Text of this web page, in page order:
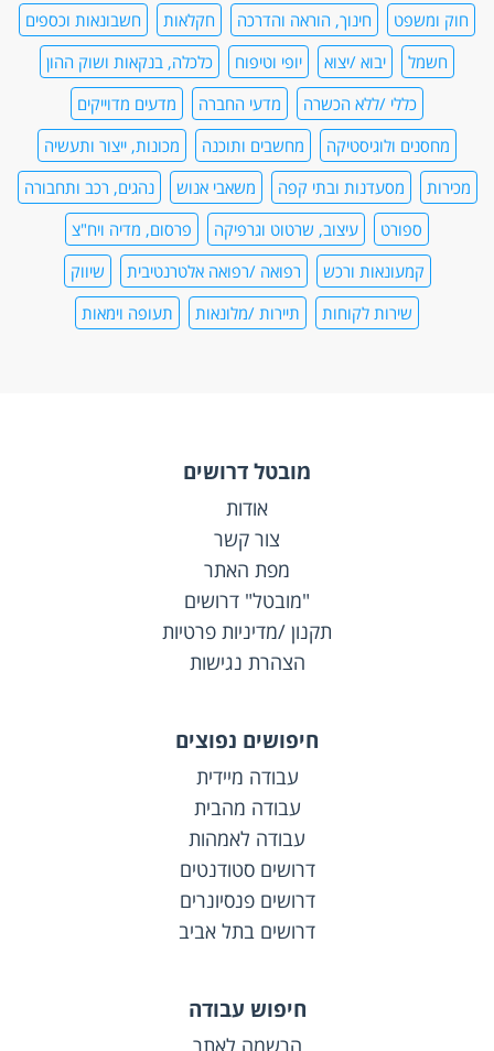
חוק ומשפט
חינוך, הוראה והדרכה חקלאות
חשבונאות וכספים
חשמל
יבוא /יצוא יופי וטיפוח
כלכלה, בנקאות ושוק ההון
כללי /ללא הכשרה
מדעי החברה
מדעים מדוייקים
מחסנים ולוגיסטיקה
מחשבים ותוכנה
מכונות, ייצור ותעשיה
מכירות
מסעדנות ובתי קפה משאבי אנוש
נהגים, רכב ותחבורה
ספורט
עיצוב, שרטוט וגרפיקה
פרסום, מדיה ויח"צ
קמעונאות ורכש
רפואה /רפואה אלטרנטיבית
שיווק
שירות לקוחות
תיירות /מלונאות תעופה וימאות
מובטל דרושים
אודות
צור קשר
מפת האתר
"מובטל" דרושים
תקנון /מדיניות פרטיות
הצהרת נגישות
חיפושים נפוצים
עבודה מיידית
עבודה מהבית
עבודה לאמהות
דרושים סטודנטים
דרושים פנסיונרים
דרושים בתל אביב
חיפוש עבודה
הרשמה לאתר